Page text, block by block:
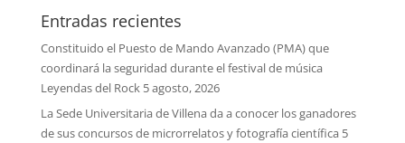
Entradas recientes
Constituido el Puesto de Mando Avanzado (PMA) que
coordinará la seguridad durante el festival de música
Leyendas del Rock 5 agosto, 2026
La Sede Universitaria de Villena da a conocer los ganadores
de sus concursos de microrrelatos y fotografía científica 5